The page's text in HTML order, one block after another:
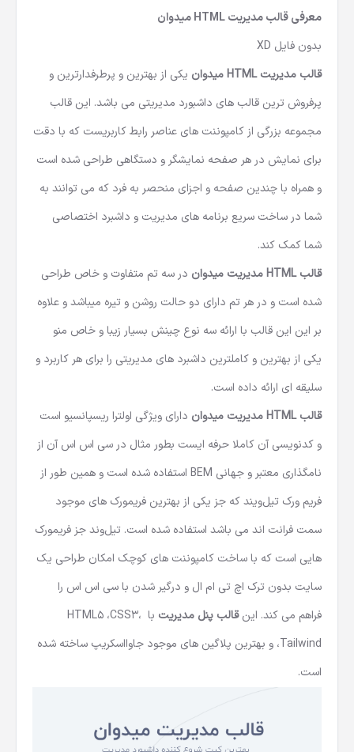
معرفی قالب مدیریت HTML میدوان
بدون فایل XD
قالب مدیریت HTML میدوان
یکی از بهترین و پرطرفدارترین و
پرفروش ترین قالب های داشبورد مدیریتی می باشد. این قالب
مجموعه بزرگی از کامپوننت های عناصر رابط کاربریست که با دقت
برای نمایش در هر صفحه نمایشگر و دستگاهی طراحی شده است
و همراه با چندین صفحه و اجزای منحصر به فرد که می توانند به
شما در ساخت سریع برنامه های مدیریت و داشبرد اختصاصی
شما کمک کند.
قالب HTML مدیریت
میدوان در سه تم متفاوت و خاص طراحی
شده است و در هر تم دارای دو حالت روشن و تیره میباشد و علاوه
بر این این قالب با ارائه سه نوع چینش بسیار زیبا و خاص منو
یکی از بهترین و کاملترین داشبرد های مدیریتی را برای هر کاربرد و
سلیقه ای ارائه داده است.
قالب HTML مدیریت
میدوان دارای ویژگی اولترا ریسپانسیو است
و کدنویسی آن کاملا حرفه ایست بطور مثال در سی اس اس آن از
نامگذاری معتبر و جهانی BEM استفاده شده است و همین طور از
فریم ورک تیل‌ویند که جز یکی از بهترین فریمورک های موجود
سمت فرانت اند می باشد استفاده شده است.‌ تیل‌وند جز فریمورک
هایی است که با ساخت کامپوننت های کوچک امکان طراحی یک
سایت بدون ترک اچ تی ام ال و درگیر شدن با سی اس اس را
فراهم می کند. اینقالب پنل مدیریت
با ،HTML5 ،CSS3
،Tailwind و بهترین پلاگین های موجود جاوااسکریپ ساخته شده
است.